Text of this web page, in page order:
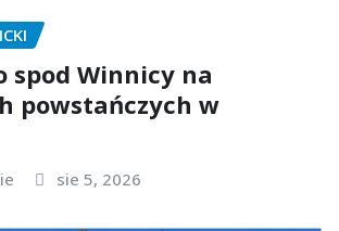
spod Winnicy na
powstańczych w
sie 5, 2026